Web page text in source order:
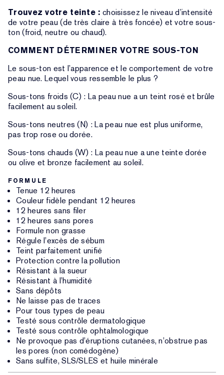
Trouvez votre teinte : choisissez le niveau d’intensité
de votre peau (de très claire à très foncée) et votre sous-
ton (froid, neutre ou chaud).
COMMENT DÉTERMINER VOTRE SOUS-TON
Le sous-ton est l’apparence et le comportement de votre
peau nue. Lequel vous ressemble le plus ?
Sous-tons froids (C) : La peau nue a un teint rosé et brûle
facilement au soleil.
Sous-tons neutres (N) : La peau nue est plus uniforme,
pas trop rose ou dorée.
Sous-tons chauds (W) : La peau nue a une teinte dorée
ou olive et bronze facilement au soleil.
FORMULE
Tenue 12 heures
Couleur fidèle pendant 12 heures
12 heures sans filer
12 heures sans pores
Formule non grasse
Régule l’excès de sébum
Teint parfaitement unifié
Protection contre la pollution
Résistant à la sueur
Résistant à l’humidité
Sans dépôts
Ne laisse pas de traces
Pour tous types de peau
Testé sous contrôle dermatologique
Testé sous contrôle ophtalmologique
Ne provoque pas d’éruptions cutanées, n’obstrue pas
les pores (non comédogène)
Sans sulfite, SLS/SLES et huile minérale